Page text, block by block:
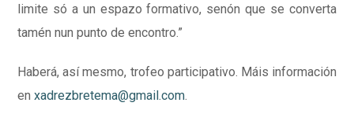
limite só a un espazo formativo, senón que se converta
tamén nun punto de encontro.”
Haberá, así mesmo, trofeo participativo. Máis información
enxadrezbretema@gmail.com.